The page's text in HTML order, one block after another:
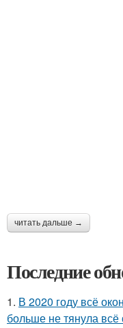
читать дальше →
Последние
1. В 2020 году всё
больше не тянула всё